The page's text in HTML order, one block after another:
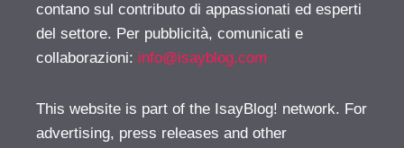
contano sul contributo di appassionati ed esperti
del settore. Per pubblicità, comunicati e
collaborazioni: info@isayblog.com
This website is part of the IsayBlog! network. For
advertising, press releases and other